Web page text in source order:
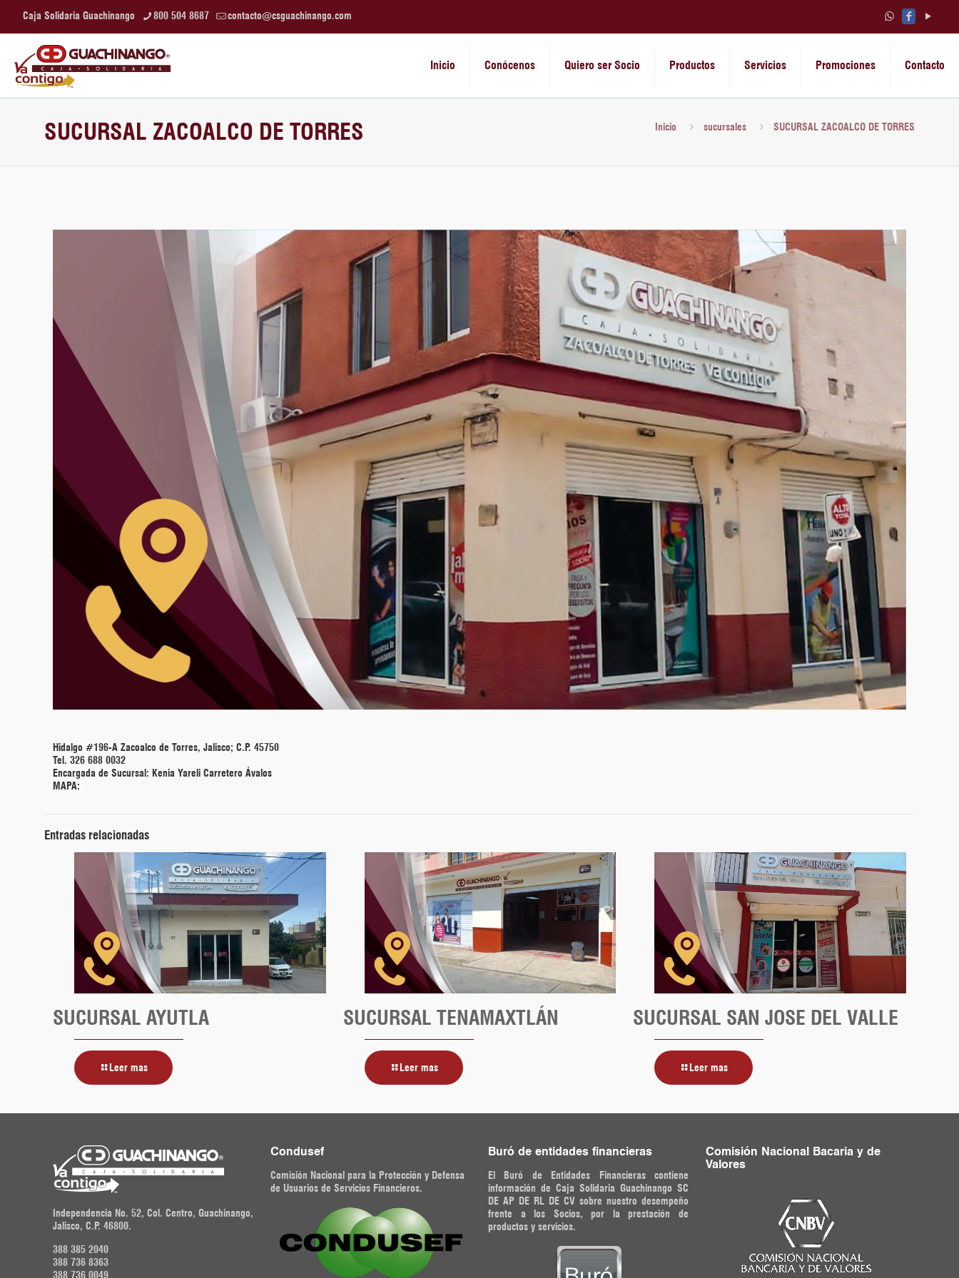
Caja Solidaria Guachinango 800 504 8687 contacto@csguachinango.com
Inicio Conócenos Quiero ser Socio Productos Servicios Promociones Contacto
SUCURSAL ZACOALCO DE TORRES Inicio sucursales SUCURSAL ZACOALCO DE TORRES
Hidalgo #196-A Zacoalco de Torres, Jalisco; C.P. 45750
Tel. 326 688 0032
Encargada de Sucursal: Kenia Yareli Carretero Ávalos
MAPA:
Entradas relacionadas
SUCURSAL AYUTLA
Leer mas
SUCURSAL TENAMAXTLÁN
Leer mas
SUCURSAL SAN JOSE DEL VALLE
Leer mas
Independencia No. 52, Col. Centro, Guachinango,
Jalisco, C.P. 46800.
388 385 2040
388 736 8363
388 736 0049
Condusef
Comisión Nacional para la Protección y Defensa
de Usuarios de Servicios Financieros.
Buró de entidades financieras
El Buró de Entidades Financieras contiene
información de Caja Solidaria Guachinango SC
DE AP DE RL DE CV sobre nuestro desempeño
frente a los Socios, por la prestación de
productos y servicios.
Comisión Nacional Bacaria y de
Valores